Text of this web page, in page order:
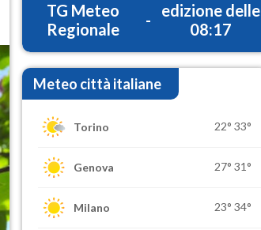
TG Meteo
Regionale
-
edizione delle
08:17
Meteo città italiane
Torino 22° 33°
Genova 27° 31°
Milano 23° 34°